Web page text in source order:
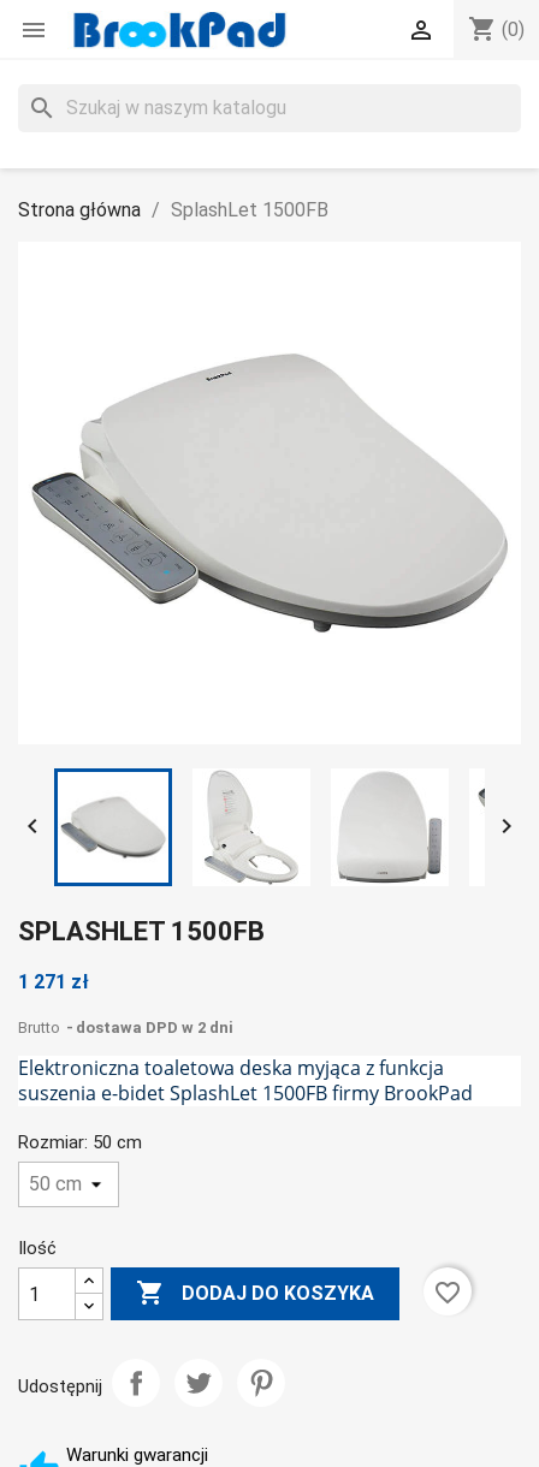
 shopping_cart (0)

search
Strona główna SplashLet 1500FB
 
SPLASHLET 1500FB
1 271 zł
Brutto dostawa DPD w 2 dni
Elektroniczna toaletowa deska myjąca z funkcja
suszenia e-bidet SplashLet 1500FB firmy BrookPad
Rozmiar: 50 cm
Ilość
 DODAJ DO KOSZYKA favorite_border
Udostępnij
Warunki gwarancji